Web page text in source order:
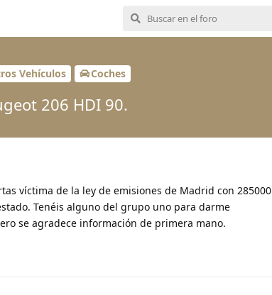
Vehículos Coches
206 HDI 90.
víctima de la ley de emisiones de Madrid con 285000
Tenéis alguno del grupo uno para darme
se agradece información de primera mano.